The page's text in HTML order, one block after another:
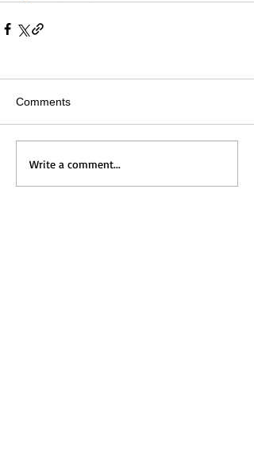
Comments
Write a comment...